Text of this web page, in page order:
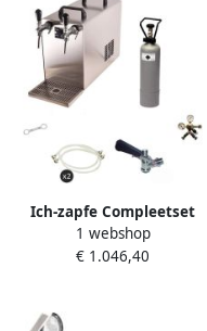
Ich-zapfe Compleetset
Biertapinstallatie STREAM
50 2-Lijns Doorstroomkoeler
1 webshop
€ 1.046,40